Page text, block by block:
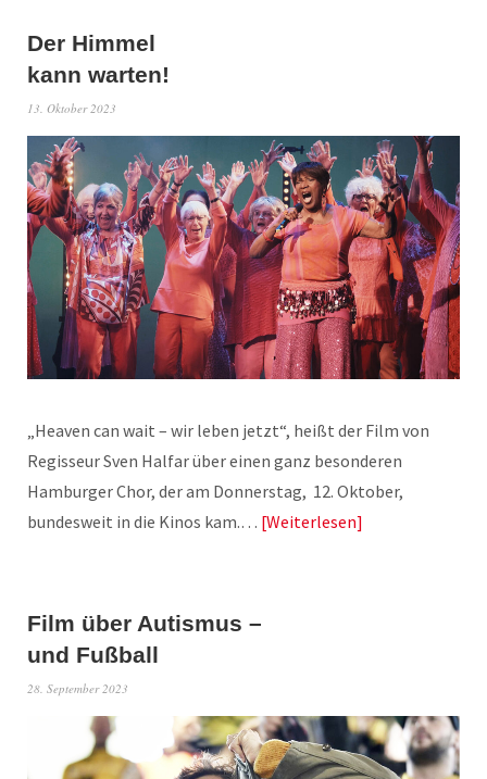
Der Himmel
kann warten!
13. Oktober 2023
„Heaven can wait – wir leben jetzt“, heißt der Film von
Regisseur Sven Halfar über einen ganz besonderen
Hamburger Chor, der am Donnerstag, 12. Oktober,
bundesweit in die Kinos kam.… Weiterlesen
Film über Autismus –
und Fußball
28. September 2023